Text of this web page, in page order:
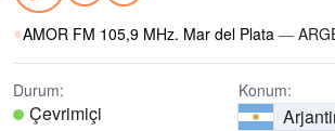
AMOR FM 105,9 MHz. Mar del Plata —
Durum:
Çevrimiçi
Konum: